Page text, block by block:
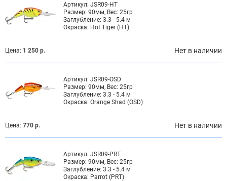
Артикул: JSR09-HT
Размер: 90мм, Вес: 25гр
Заглубление: 3.3 - 5.4 м
Окраска: Hot Tiger (HT)
Цена: 1 250 р. Нет в наличии
Артикул: JSR09-OSD
Размер: 90мм, Вес: 25гр
Заглубление: 3.3 - 5.4 м
Окраска: Orange Shad (OSD)
Цена: 770 р. Нет в наличии
Артикул: JSR09-PRT
Размер: 90мм, Вес: 25гр
Заглубление: 3.3 - 5.4 м
Окраска: Parrot (PRT)